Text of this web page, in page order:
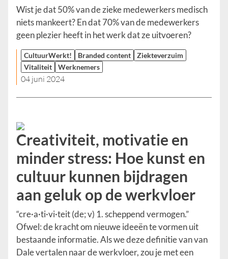
Wist je dat 50% van de zieke medewerkers medisch
niets mankeert? En dat 70% van de medewerkers
geen plezier heeft in het werk dat ze uitvoeren?
CultuurWerkt! Branded content
Ziekteverzuim
Vitaliteit
Werknemers
04 juni 2024
Creativiteit, motivatie en
minder stress: Hoe kunst en
cultuur kunnen bijdragen
aan geluk op de werkvloer
“cre·a·ti·vi·teit (de; v) 1. scheppend vermogen.”
Ofwel: de kracht om nieuwe ideeën te vormen uit
bestaande informatie. Als we deze definitie van van
Dale vertalen naar de werkvloer, zou je met een